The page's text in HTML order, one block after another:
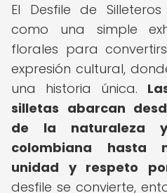
El Desfile de
como una simple
florales para
expresión cultural,
una historia única.
silletas abarcan
de la naturaleza
colombiana hasta
unidad y respeto
desfile se convierte,